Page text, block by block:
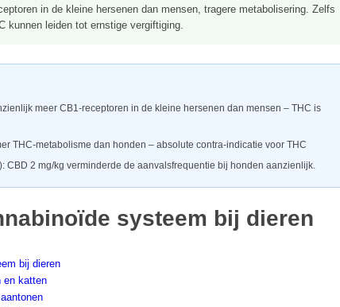
in de kleine hersenen dan mensen, tragere metabolisering. Zelfs
kunnen leiden tot ernstige vergiftiging.
meer CB1-receptoren in de kleine hersenen dan mensen – THC is
THC-metabolisme dan honden – absolute contra-indicatie voor THC
CBD 2 mg/kg verminderde de aanvalsfrequentie bij honden aanzienlijk.
systeem bij dieren
bij dieren
en katten